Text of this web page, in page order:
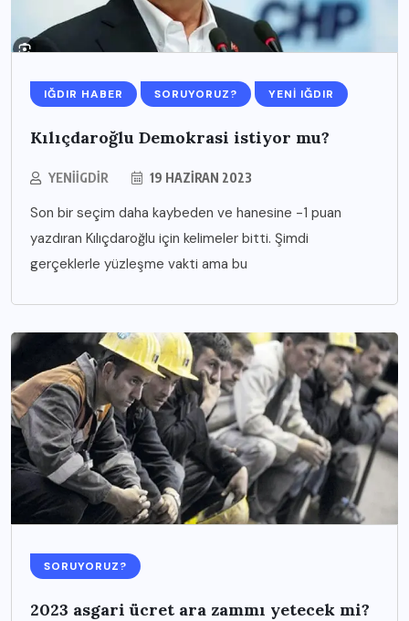
IĞDIR HABER SORUYORUZ? YENI IĞDIR
Kılıçdaroğlu Demokrasi istiyor mu?
YENIIGDIR 19 HAZIRAN 2023
Son bir seçim daha kaybeden ve hanesine -1 puan
yazdıran Kılıçdaroğlu için kelimeler bitti. Şimdi
gerçeklerle yüzleşme vakti ama bu
SORUYORUZ?
2023 asgari ücret ara zammı yetecek mi?